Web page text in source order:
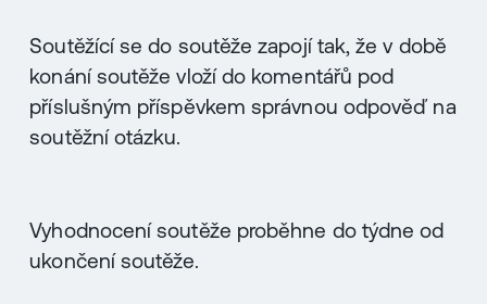
Soutěžící se do soutěže zapojí tak, že v době
konání soutěže vloží do komentářů pod
příslušným příspěvkem správnou odpověď na
soutěžní otázku.
Vyhodnocení soutěže proběhne do týdne od
ukončení soutěže.